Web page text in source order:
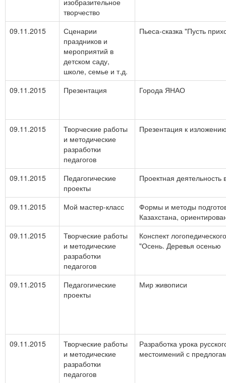
изобразительное
творчество
09.11.2015
Сценарии
праздников и
мероприятий в
детском саду,
школе, семье и т.д.
Пьеса-сказка "Пусть
09.11.2015 Презентация Города ЯНАО
09.11.2015
Творческие работы
и методические
разработки
педагогов
Презентация к
09.11.2015
Педагогические
проекты
Проектная
09.11.2015 Мой мастер-класс
Формы и методы
Казахстана,
09.11.2015
Творческие работы
и методические
разработки
педагогов
Конспект
"Осень. Деревья осенью
09.11.2015
Педагогические
проекты
Мир живописи
09.11.2015
Творческие работы
и методические
разработки
педагогов
Разработка урока
местоимений с